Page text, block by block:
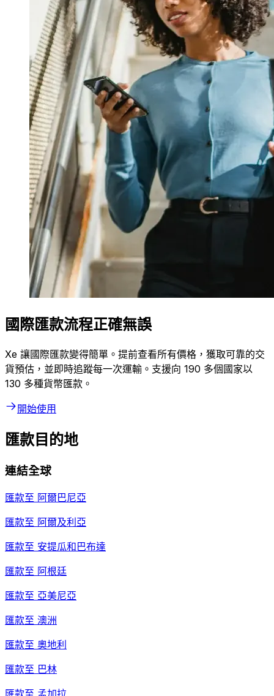
國際匯款流程正確無誤
Xe 讓國際匯款變得簡單。提前查看所有價格，獲取可靠的交
貨預估，並即時追蹤每一次運輸。支援向 190 多個國家以
130 多種貨幣匯款。
開始使用
匯款目的地
連結全球
匯款至 阿爾巴尼亞
匯款至 阿爾及利亞
匯款至 安提瓜和巴布達
匯款至 阿根廷
匯款至 亞美尼亞
匯款至 澳洲
匯款至 奧地利
匯款至 巴林
匯款至 孟加拉